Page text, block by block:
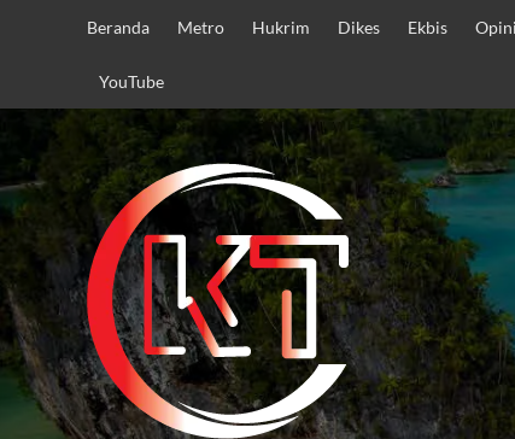
Beranda Metro Hukrim Dikes Ekbis Opini
YouTube